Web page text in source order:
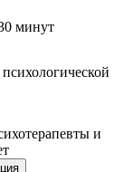
минут
и